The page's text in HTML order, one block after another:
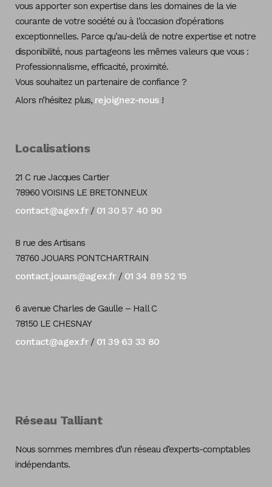
vous apporter son expertise dans les domaines de la vie
courante de votre société ou à l’occasion d’opérations
exceptionnelles. Parce qu’au-delà de notre expertise et notre
disponibilité, nous partageons les mêmes valeurs que vous :
Professionnalisme, efficacité, proximité.
Vous souhaitez un partenaire de confiance ?
Alors n’hésitez plus, rejoignez-nous!
Localisations
21 C rue Jacques Cartier
78960 VOISINS LE BRETONNEUX
contact@agex.fr/ 01 30 57 40 90
8 rue des Artisans
78760 JOUARS PONTCHARTRAIN
contact.jouars@agex.fr/ 01 34 89 52 15
6 avenue Charles de Gaulle – Hall C
78150 LE CHESNAY
contact@agex.fr/ 01 39 63 33 80
Réseau Talliant
Nous sommes membres d’un réseau d’experts-comptables
indépendants.